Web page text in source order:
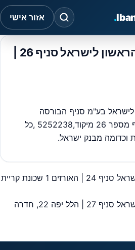
. אזור אישי
לישראל בע"מ סניף הבורסה
בכתובת: תובל 23 – סניף מספר 26 מיקוד,5252238 ,כל
וכדומה מבנק ישראל.
הבנק הבינלאומי הראשון לישראל סניף 24 | האורזים 1 שכונת קריית
יפה 22, חדרה